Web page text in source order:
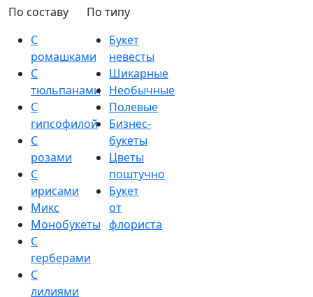
По составу
С
ромашками
С
тюльпанами
С
гипсофилой
С
розами
С
ирисами
Микс
Монобукеты
С
герберами
С
лилиями
По типу
Букет
невесты
Шикарные
Необычные
Полевые
Бизнес-
букеты
Цветы
поштучно
Букет
от
флориста